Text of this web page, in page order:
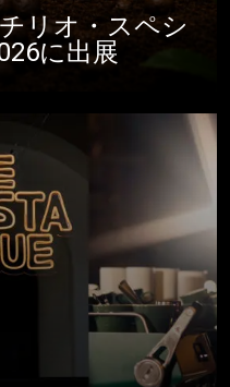
リオ・スペシ
に出展